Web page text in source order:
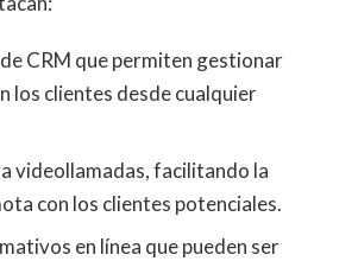
CRM que permiten gestionar
los clientes desde cualquier
videollamadas, facilitando la
con los clientes potenciales.
en línea que pueden ser